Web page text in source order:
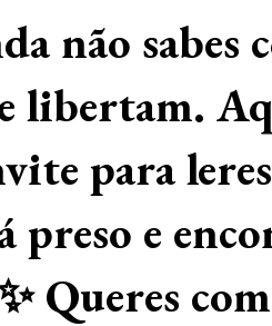
não
libertam.
para
preso e
Queres